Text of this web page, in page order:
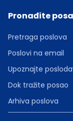
Pronađite
Pretraga poslova
Poslovi na email
Upoznajte
Dok tražite posao
Arhiva poslova